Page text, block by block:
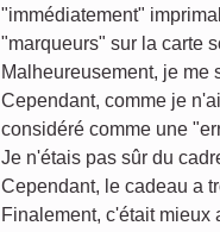
"immédiatement"
"marqueurs" sur la carte
Malheureusement, je me
Cependant, comme je
considéré comme une
Je n'étais pas sûr du
Cependant, le cadeau a
Finalement, c'était mieux